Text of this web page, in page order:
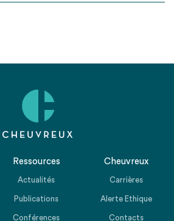
Ressources
Actualités
Publications
Conférences
Cheuvreux
Carrières
Alerte Ethique
Contacts